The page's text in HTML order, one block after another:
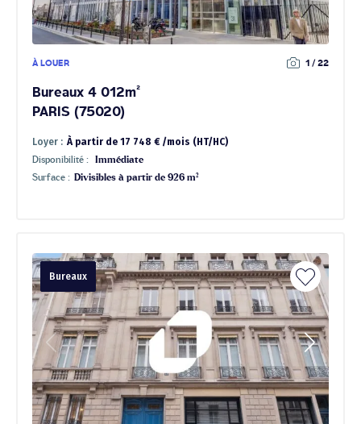
À LOUER 1 / 22
Bureaux 4 012m²
PARIS (75020)
Loyer : À partir de 17 748 € /mois (HT/HC)
Disponibilité :
Immédiate
Surface : Divisibles à partir de 926 m²
Bureaux